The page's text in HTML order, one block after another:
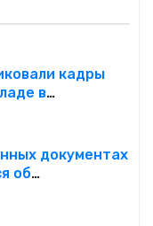
кадры
в
Балашихе
документах
об
Ковчега